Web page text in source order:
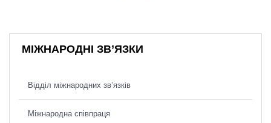
МІЖНАРОДНІ ЗВ’ЯЗКИ
Відділ міжнародних зв’язків
Міжнародна співпраця